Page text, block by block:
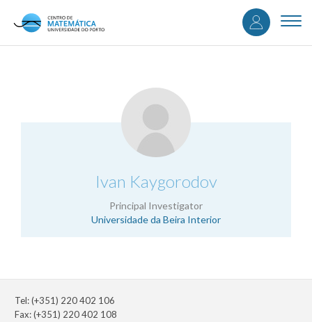
content
User
Ivan Kaygorodov
Principal Investigator
Universidade da Beira Interior
.
Tel: (+351) 220 402 106
Fax: (+351) 220 402 108